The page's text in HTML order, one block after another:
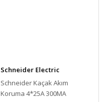
Schneider Electric
Schneider Kaçak Akım
Koruma 4*25A 300MA